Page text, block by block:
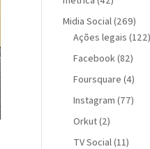
Midia Social(269)
Ações legais (122)
Facebook(82)
Foursquare (4)
Instagram (77)
Orkut(2)
TV Social(11)